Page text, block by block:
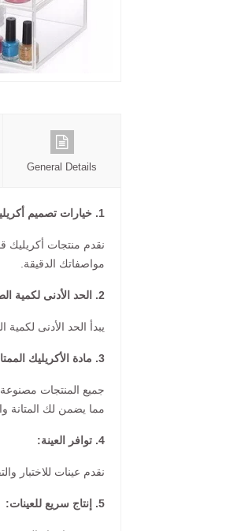
General Details
1. خيارات تصميم أكريليك مخصصة:
نقدم منتجات أكريليك
مواصفاتك الدقيقة.
2. الحد الأدنى لكمية الطلب:
يبدأ الحد الأدنى لكمية الطلب لدينا من 100
3. مادة الأكريليك الممتازة:
مما يضمن لك المتانة
4. توافر العينة:
نقدم عينات للاختبار
5. إنتاج سريع للعينات: